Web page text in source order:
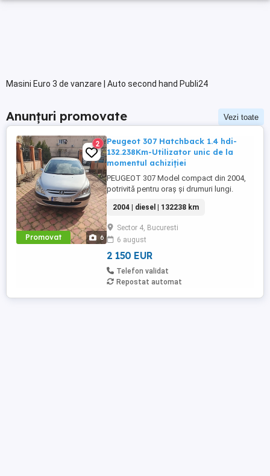
Masini Euro 3 de vanzare | Auto second hand Publi24
Anunțuri promovate Vezi toate
Promovat 6
2
Peugeot 307 Hatchback 1.4 hdi-
132.238Km-Utilizator unic de la
momentul achiziției
PEUGEOT 307 Model compact din 2004,
potrivită pentru oraș și drumuri lungi.
întreținută și cu consumabilele schimbate
la timp.Înmatriculată în
România.Achiziționată de nouă din
reprezentanța Peugeot-Eurial.Autovehicul
fiabil și economic.Stare de funcționare
foarte ...
2004 | diesel | 132238 km
Sector 4, Bucuresti
6 august
2 150 EUR
Telefon validat
Repostat automat